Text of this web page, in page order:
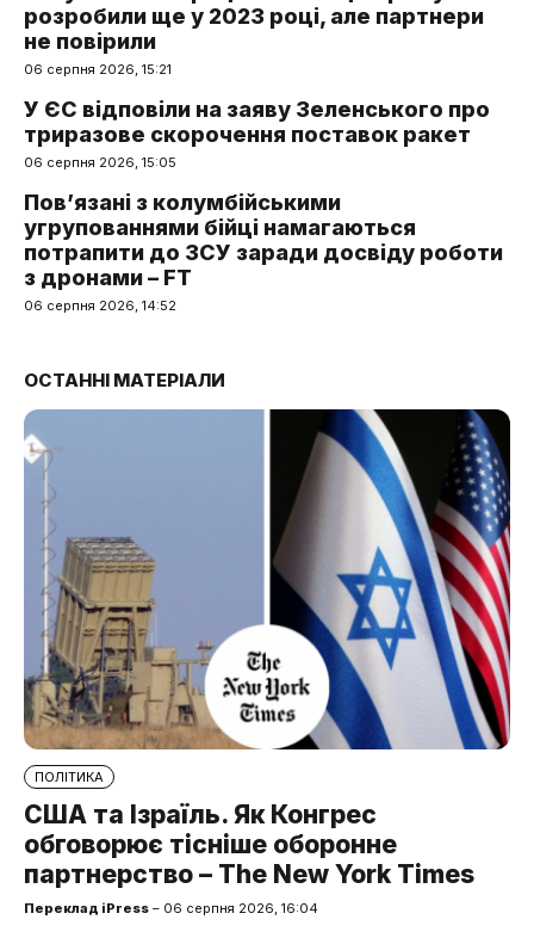
розробили ще у 2023 році, але партнери
не повірили
06 серпня 2026, 15:21
У ЄС відповіли на заяву Зеленського про
триразове скорочення поставок ракет
06 серпня 2026, 15:05
Пов’язані з колумбійськими
угрупованнями бійці намагаються
потрапити до ЗСУ заради досвіду роботи
з дронами – FT
06 серпня 2026, 14:52
ОСТАННІ МАТЕРІАЛИ
ПОЛІТИКА
США та Ізраїль. Як Конгрес
обговорює тісніше оборонне
партнерство – The New York Times
Переклад iPress – 06 серпня 2026, 16:04